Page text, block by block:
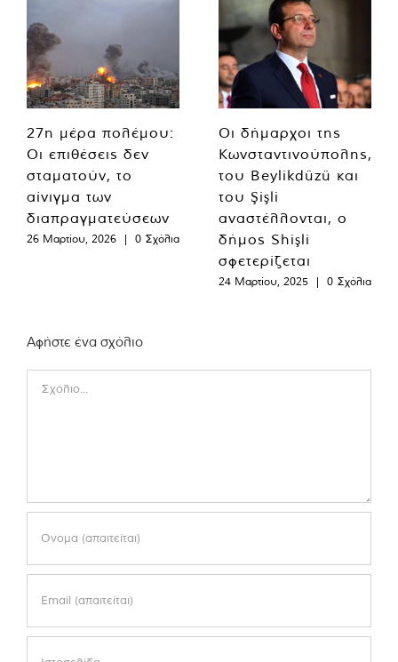
27η μέρα πολέμου:
Οι επιθέσεις δεν
σταματούν, το
αίνιγμα των
διαπραγματεύσεων
26 Μαρτίου, 2026 | 0 Σχόλια
Οι δήμαρχοι της
Κωνσταντινούπολης,
του Beylikdüzü και
του Şişli
αναστέλλονται, ο
δήμος Shişli
σφετερίζεται
24 Μαρτίου, 2025 | 0 Σχόλια
Αφήστε ένα σχόλιο